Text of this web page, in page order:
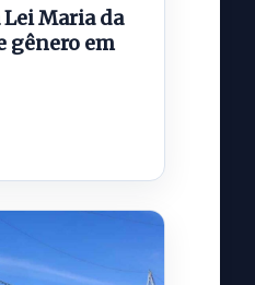
Maria da
gênero em